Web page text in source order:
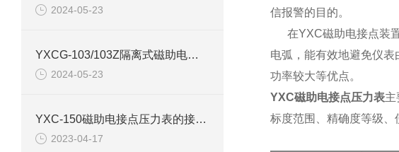
2024-05-23
YXCG-103/103Z隔离式磁助电接点压力表产品介绍
2024-05-23
YXC-150磁助电接点压力表的接线图和原理结构
2023-04-17
信报警的目的。
在YXC磁助电接点装置
电弧，能有效地避免仪
功率较大等优点。
YXC磁助电接点压力表主
标度范围、精确度等级